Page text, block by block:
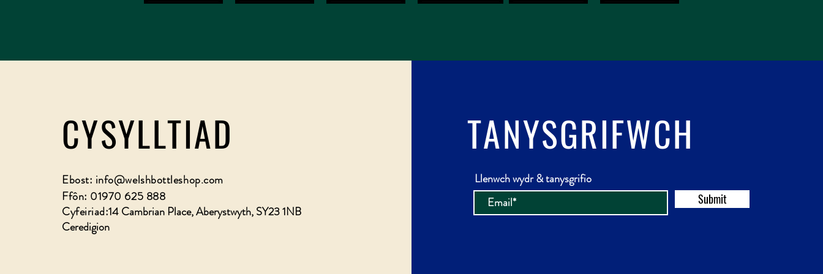
CYSYLLTIAD
Ebost: info@welshbottleshop.com
Ffôn: 01970 625 888
Cyfeiriad:14 Cambrian Place, Aberystwyth, SY23 1NB
Ceredigion
TANYSGRIFWCH
Llenwch wydr & tanysgrifio
Submit